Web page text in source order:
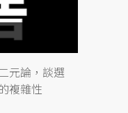
元論，談選
複雜性